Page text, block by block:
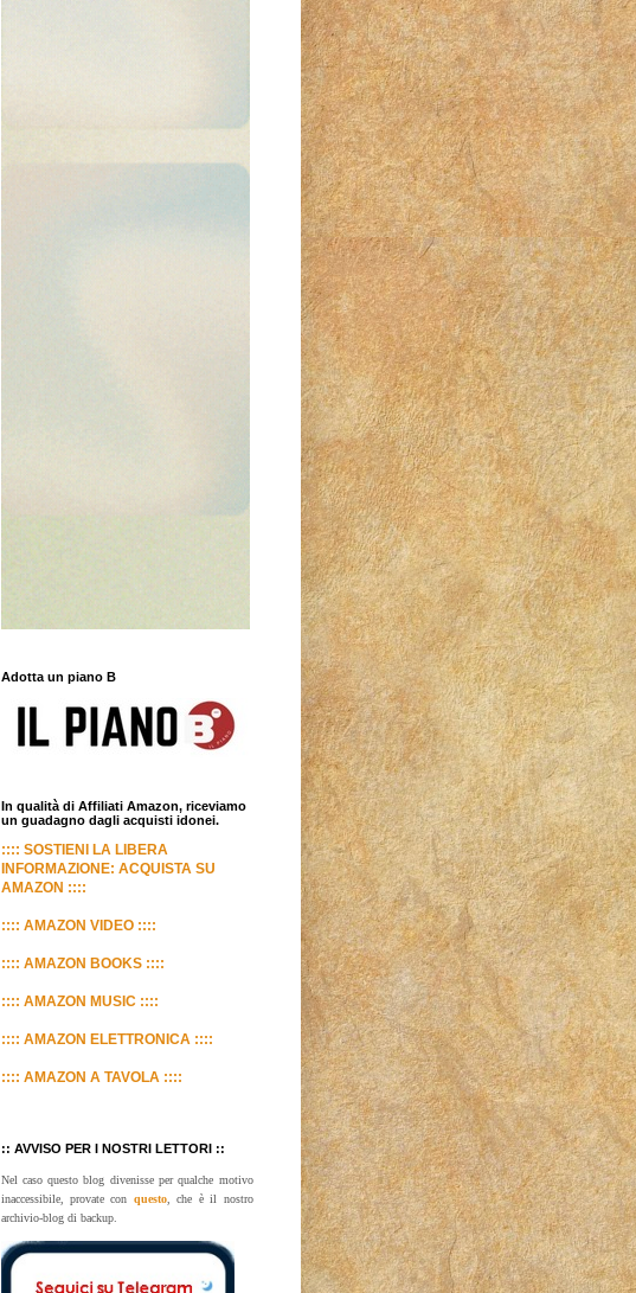
Adotta un piano B
In qualità di Affiliati Amazon, riceviamo
un guadagno dagli acquisti idonei.
:::: SOSTIENI LA LIBERA
INFORMAZIONE: ACQUISTA SU
AMAZON ::::
:::: AMAZON VIDEO ::::
:::: AMAZON BOOKS ::::
:::: AMAZON MUSIC ::::
:::: AMAZON ELETTRONICA ::::
:::: AMAZON A TAVOLA ::::
:: AVVISO PER I NOSTRI LETTORI ::
Nel caso questo blog divenisse per qualche motivo
inaccessibile, provate con questo, che è il nostro
archivio-blog di backup.